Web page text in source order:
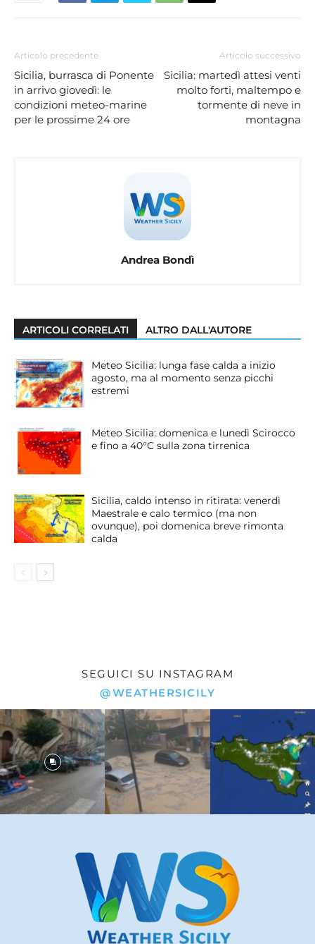
Articolo precedente
Sicilia, burrasca di Ponente
in arrivo giovedì: le
condizioni meteo-marine
per le prossime 24 ore
Articolo successivo
Sicilia: martedì attesi venti
molto forti, maltempo e
tormente di neve in
montagna
Andrea Bondì
ARTICOLI CORRELATI ALTRO DALL'AUTORE
Meteo Sicilia: lunga fase calda a inizio
agosto, ma al momento senza picchi
estremi
Meteo Sicilia: domenica e lunedì Scirocco
e fino a 40°C sulla zona tirrenica
Sicilia, caldo intenso in ritirata: venerdì
Maestrale e calo termico (ma non
ovunque), poi domenica breve rimonta
calda
SEGUICI SU INSTAGRAM
@WEATHERSICILY